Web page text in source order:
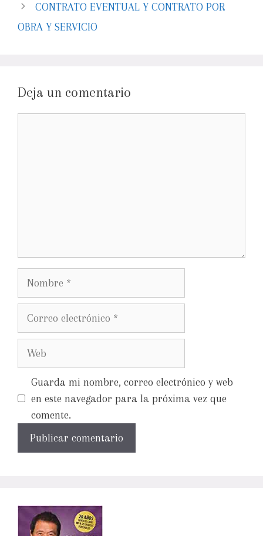
CONTRATO EVENTUAL Y CONTRATO POR
OBRA Y SERVICIO
Deja un comentario
Guarda mi nombre, correo electrónico y web
en este navegador para la próxima vez que
comente.